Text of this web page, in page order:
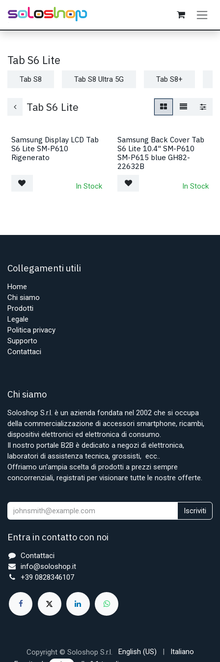
Passa al contenuto
Tab S6 Lite
Tab S8 Tab S8 Ultra 5G Tab S8+
Tab S6 Lite
Samsung Display LCD Tab
S6 Lite SM-P610
Rigenerato
In Stock
Samsung Back Cover Tab
S6 Lite 10.4" SM-P610
SM-P615 blue GH82-
22632B
In Stock
Collegamenti utili
Home
Chi siamo
Prodotti
Legale
Politica privacy
Supporto
Contattaci
Chi siamo
Soloshop S.r.l. è un azienda fondata nel 2002 che si occupa
della commercializzazione di accessori smartphone, ricambi,
dispositivi elettronici ed elettronica di consumo.
Il nostro portale B2B è dedicato a negozi di elettronica,
laboratori di assistenza tecnica, grossisti, ecc..
Offriamo un'ampia scelta di prodotti a prezzi sempre
concorrenziali, registrati per visionare tutte le nostre offerte.
Iscriviti
Entra in contatto con noi
Contattaci
info@soloshop.it
+39 0828346107
Copyright © Soloshop S.r.l. English (US) |
Italiano